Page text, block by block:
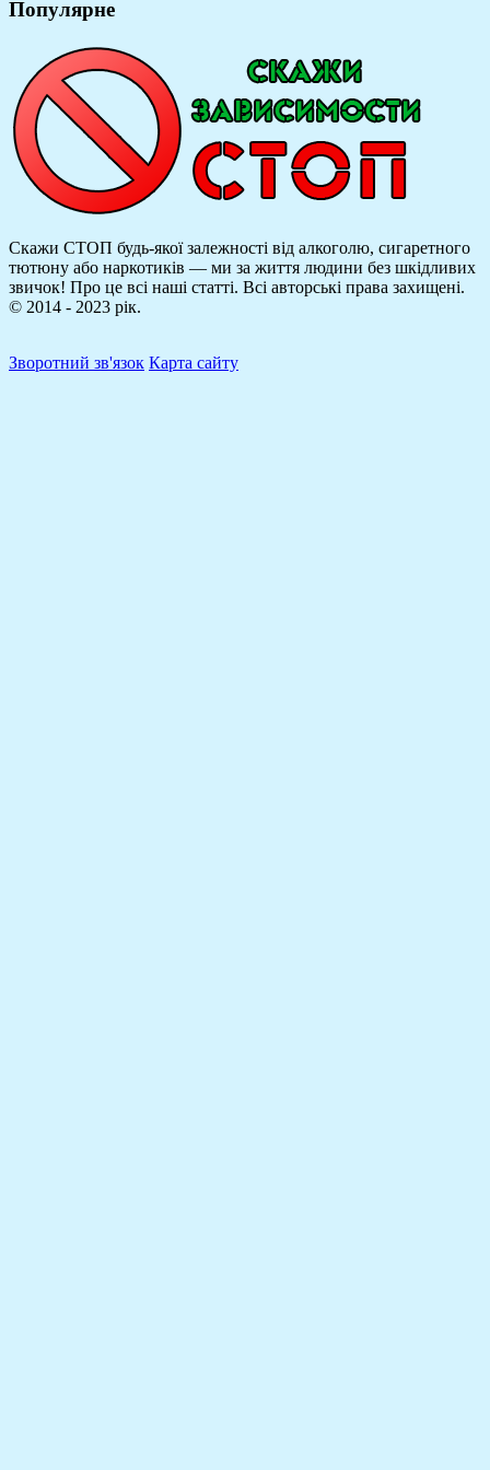
Популярне
Скажи СТОП будь-якої залежності від алкоголю, сигаретного
тютюну або наркотиків — ми за життя людини без шкідливих
звичок! Про це всі наші статті. Всі авторські права захищені.
© 2014 - 2023 рік.
Зворотний зв'язок Карта сайту